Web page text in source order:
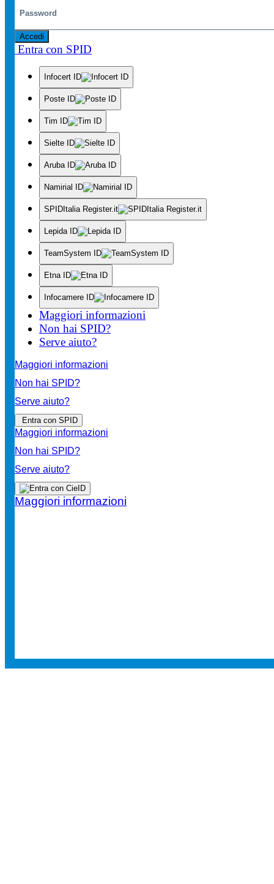
Accedi
Entra con SPID
Infocert ID
Poste ID
Tim ID
Sielte ID
Aruba ID
Namirial ID
SPIDItalia Register.it
Lepida ID
TeamSystem ID
Etna ID
Infocamere ID
Maggiori informazioni
Non hai SPID?
Serve aiuto?
Maggiori informazioni
Non hai SPID?
Serve aiuto?
Entra con SPID
Maggiori informazioni
Non hai SPID?
Serve aiuto?
Maggiori informazioni